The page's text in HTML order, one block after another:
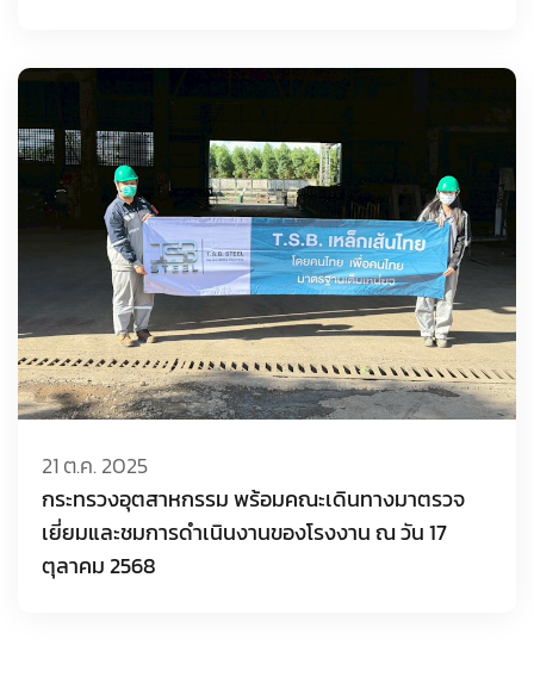
21 ต.ค. 2025
กระทรวงอุตสาหกรรม พร้อมคณะเดินทางมาตรวจ
เยี่ยมและชมการดำเนินงานของโรงงาน ณ วัน 17
ตุลาคม 2568